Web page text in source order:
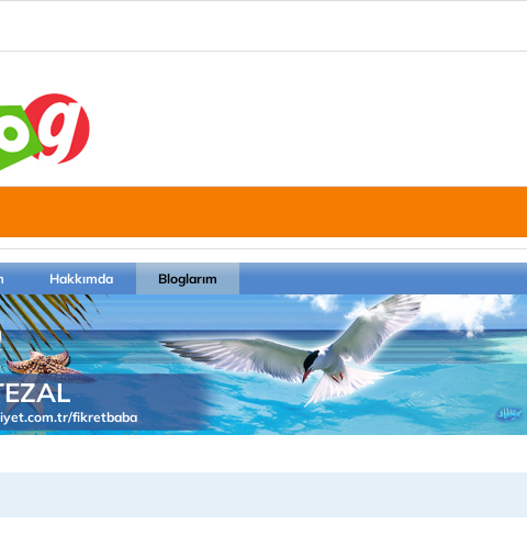
Hakkımda Bloglarım
fikretbaba